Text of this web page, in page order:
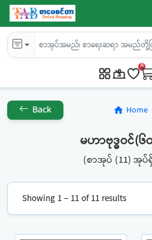
0
Back home Home
မဟာဗုဒ္ဓဝင်(
(စာအုပ် (11) အု
Showing 1 – 11 of 11 results